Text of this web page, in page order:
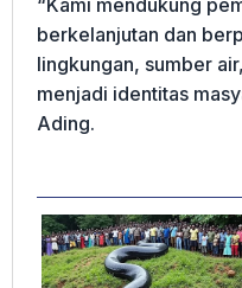
“Kami mendukung
berkelanjutan dan
lingkungan, sumber
menjadi identitas
Ading.